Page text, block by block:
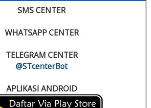
SMS CENTER
WHATSAPP CENTER
TELEGRAM CENTER
@STcenterBot
APLIKASI ANDROID